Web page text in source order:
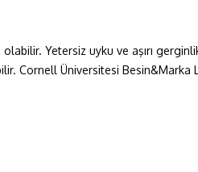
olabilir. Yetersiz uyku ve aşırı
Cornell Üniversitesi Besin&Marka